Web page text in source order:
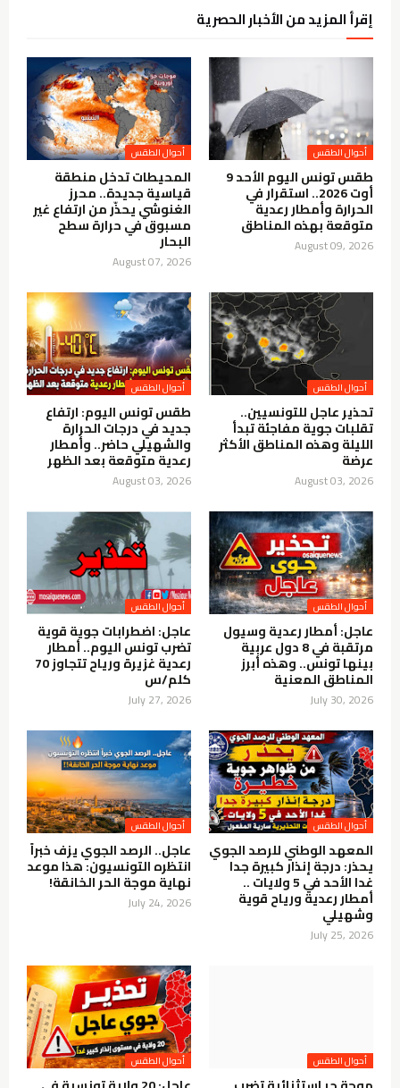
إقرأ المزيد من الأخبار الحصرية
أحوال الطقس
طقس تونس اليوم الأحد 9
أوت 2026.. استقرار في
الحرارة وأمطار رعدية
متوقعة بهذه المناطق
August 09, 2026
أحوال الطقس
المحيطات تدخل منطقة
قياسية جديدة.. محرز
الغنوشي يحذّر من ارتفاع غير
مسبوق في حرارة سطح
البحار
August 07, 2026
أحوال الطقس
تحذير عاجل للتونسيين..
تقلبات جوية مفاجئة تبدأ
الليلة وهذه المناطق الأكثر
عرضة
August 03, 2026
أحوال الطقس
طقس تونس اليوم: ارتفاع
جديد في درجات الحرارة
والشهيلي حاضر.. وأمطار
رعدية متوقعة بعد الظهر
August 03, 2026
أحوال الطقس
عاجل: أمطار رعدية وسيول
مرتقبة في 8 دول عربية
بينها تونس.. وهذه أبرز
المناطق المعنية
July 30, 2026
أحوال الطقس
عاجل: اضطرابات جوية قوية
تضرب تونس اليوم.. أمطار
رعدية غزيرة ورياح تتجاوز 70
كلم/س
July 27, 2026
أحوال الطقس
المعهد الوطني للرصد الجوي
يحذر: درجة إنذار كبيرة جدا
غدا الأحد في 5 ولايات ..
أمطار رعدية ورياح قوية
وشهيلي
July 25, 2026
أحوال الطقس
عاجل.. الرصد الجوي يزف خبراً
انتظره التونسيون: هذا موعد
نهاية موجة الحر الخانقة!
July 24, 2026
أحوال الطقس أحوال الطقس